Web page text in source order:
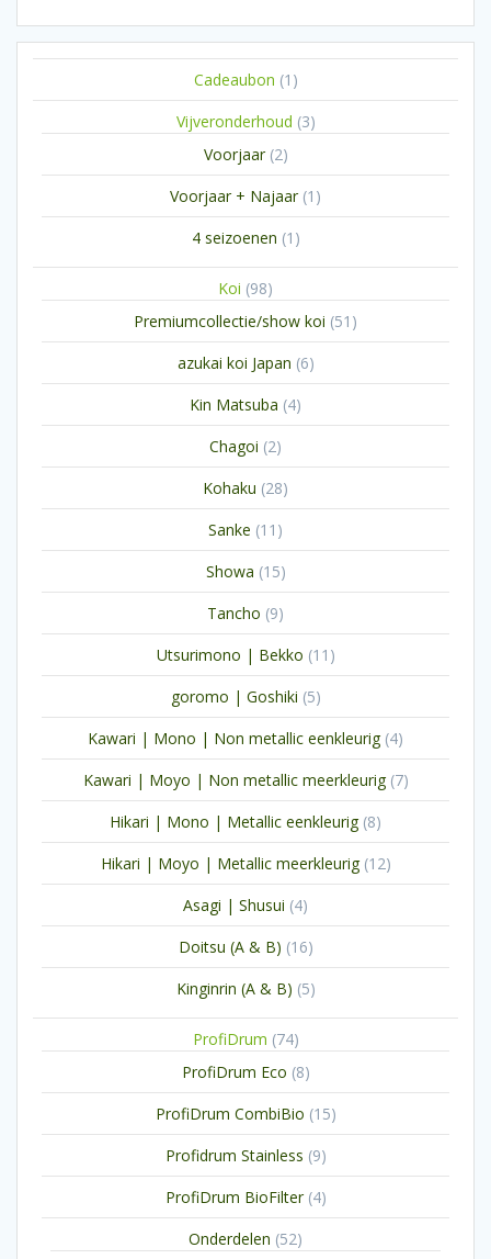
Cadeaubon 1 1
product
Vijveronderhoud 33
Voorjaar 22
producten
Voorjaar + Najaar 1 1
product
4 seizoenen 1 1
Koi 9898
producten
Premiumcollectie/show koi 51 51
producten
azukai koi Japan 66
producten
Kin Matsuba 44
producten
Chagoi 22
producten
Kohaku 2828
producten
Sanke 11 11
producten
Showa 1515
producten
Tancho 99
producten
Utsurimono | Bekko 11 11
producten
goromo | Goshiki 55
producten
Kawari | Mono | Non metallic eenkleurig 44
producten
Kawari | Moyo | Non metallic meerkleurig 77
producten
Hikari | Mono | Metallic eenkleurig 88
producten
Hikari | Moyo | Metallic meerkleurig 1212
producten
Asagi | Shusui 44
producten
Doitsu (A & B) 1616
producten
Kinginrin (A & B) 55
ProfiDrum 7474
ProfiDrum Eco 88
producten
ProfiDrum CombiBio 1515
producten
Profidrum Stainless 99
producten
ProfiDrum BioFilter 44
producten
Onderdelen 5252